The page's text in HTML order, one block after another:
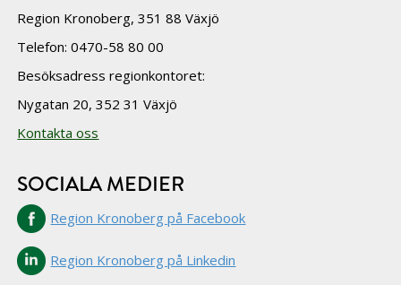
Region Kronoberg, 351 88 Växjö
Telefon: 0470-58 80 00
Besöksadress regionkontoret:
Nygatan 20, 352 31 Växjö
Kontakta oss
SOCIALA MEDIER
Region Kronoberg på Facebook
Region Kronoberg på Linkedin